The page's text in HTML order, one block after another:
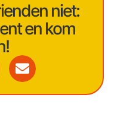
niet:
en kom